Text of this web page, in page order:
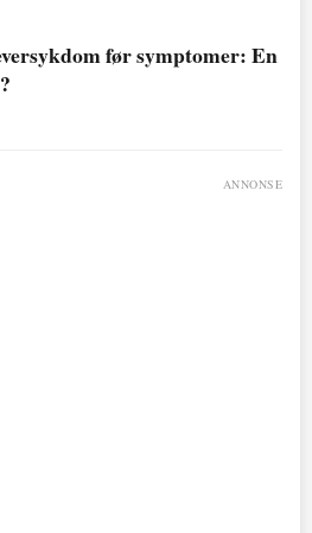
før symptomer: En
ANNONSE